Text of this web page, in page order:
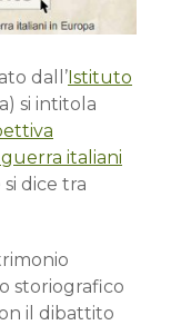
dall’Istituto
si intitola
italiani
dice tra
storiografico
il dibattito